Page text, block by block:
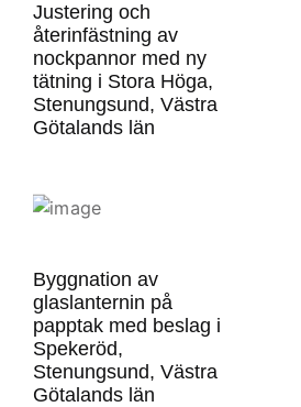
Justering och
återinfästning av
nockpannor med ny
tätning i Stora Höga,
Stenungsund, Västra
Götalands län
Byggnation av
glaslanternin på
papptak med beslag i
Spekeröd,
Stenungsund, Västra
Götalands län